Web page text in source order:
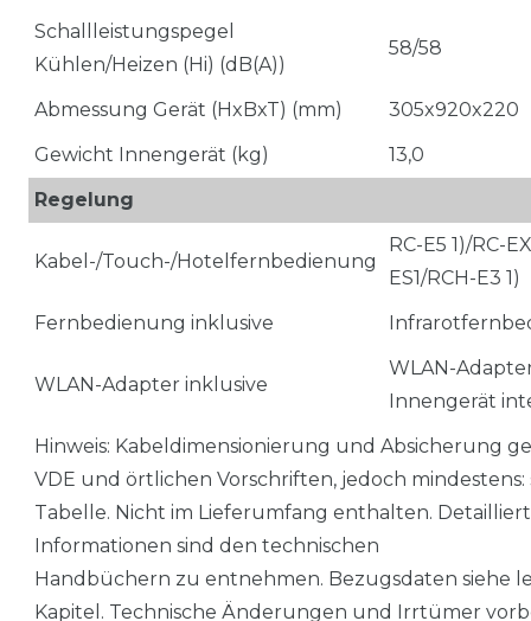
Schallleistungspegel
Kühlen/Heizen (Hi) (dB(A))
58/58
Abmessung Gerät (HxBxT) (mm)
305x920x220
Gewicht Innengerät (kg)
13,0
Regelung
Kabel-/Touch-/Hotelfernbedienung
RC-E5 1)/RC-
ES1/RCH-E3 1)
Fernbedienung inklusive
WLAN-Adapter inklusive
WLAN-
Innengerät
Hinweis: Kabeldimensionierung und Absicherung
VDE und örtlichen Vorschriften, jedoch mindestens:
Tabelle. Nicht im Lieferumfang enthalten.
Informationen sind den technischen
Handbüchern zu entnehmen. Bezugsdaten siehe
Kapitel. Technische Änderungen und Irrtümer